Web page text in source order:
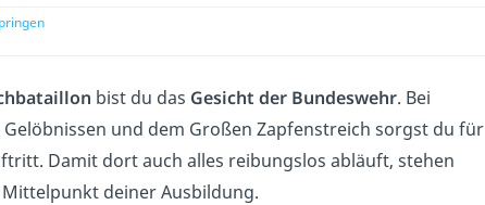
bist du das Gesicht der Bundeswehr. Bei
und dem Großen Zapfenstreich sorgst du für
Damit dort auch alles reibungslos abläuft, stehen
deiner Ausbildung.